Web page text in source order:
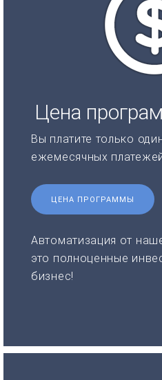
Цена
Вы платите только
ежемесячных
ЦЕНА ПРОГРАММЫ
Автоматизация от
это полноценные
бизнес!